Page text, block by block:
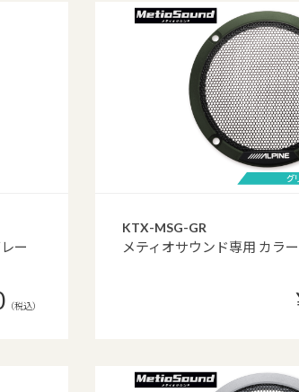
ー
（税込）
KTX-MSG-GR
メティオサウンド専用 カラ